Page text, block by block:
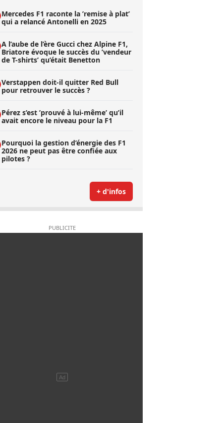
Mercedes F1 raconte la ’remise à plat’
qui a relancé Antonelli en 2025
A l’aube de l’ère Gucci chez Alpine F1,
Briatore évoque le succès du ’vendeur
de T-shirts’ qu’était Benetton
Verstappen doit-il quitter Red Bull
pour retrouver le succès ?
Pérez s’est ’prouvé à lui-même’ qu’il
avait encore le niveau pour la F1
Pourquoi la gestion d’énergie des F1
2026 ne peut pas être confiée aux
pilotes ?
+ d'infos